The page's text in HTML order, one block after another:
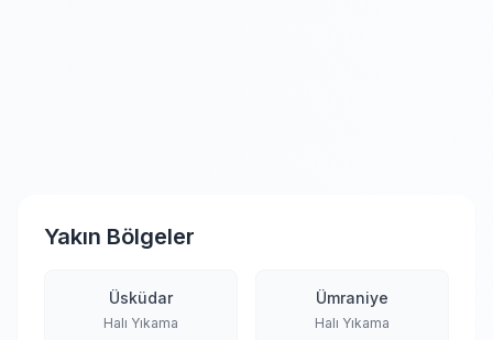
Yakın Bölgeler
Üsküdar
Halı Yıkama
Ümraniye
Halı Yıkama